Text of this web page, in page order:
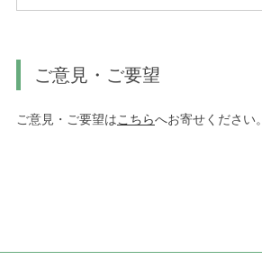
ご意見・ご要望
ご意見・ご要望はこちらへお寄せください。